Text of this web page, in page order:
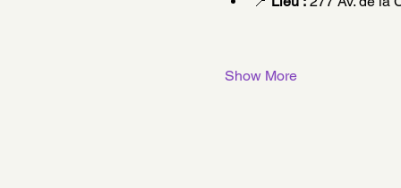
Show More